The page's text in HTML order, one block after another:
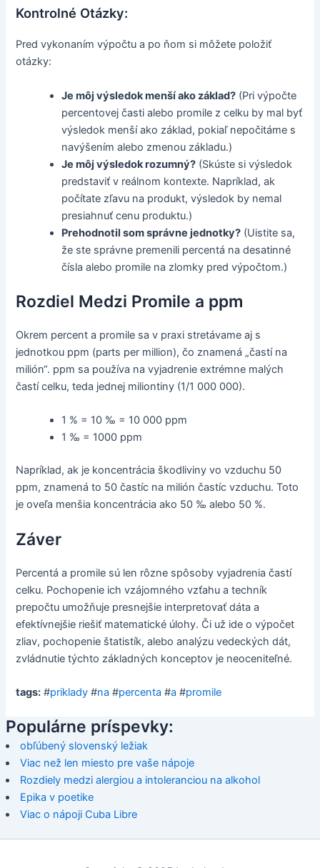
Kontrolné Otázky:
Pred vykonaním výpočtu a po ňom si môžete položiť
otázky:
Je môj výsledok menší ako základ? (Pri výpočte
percentovej časti alebo promile z celku by mal byť
výsledok menší ako základ, pokiaľ nepočitáme s
navýšením alebo zmenou základu.)
Je môj výsledok rozumný? (Skúste si výsledok
predstaviť v reálnom kontexte. Napríklad, ak
počítate zľavu na produkt, výsledok by nemal
presiahnuť cenu produktu.)
Prehodnotil som správne jednotky? (Uistite sa,
že ste správne premenili percentá na desatinné
čísla alebo promile na zlomky pred výpočtom.)
Rozdiel Medzi Promile a ppm
Okrem percent a promile sa v praxi stretávame aj s
jednotkou ppm (parts per million), čo znamená „častí na
milión“. ppm sa používa na vyjadrenie extrémne malých
častí celku, teda jednej miliontiny (1/1 000 000).
1 % = 10 ‰ = 10 000 ppm
1 ‰ = 1000 ppm
Napríklad, ak je koncentrácia škodliviny vo vzduchu 50
ppm, znamená to 50 častíc na milión častíc vzduchu. Toto
je oveľa menšia koncentrácia ako 50 ‰ alebo 50 %.
Záver
Percentá a promile sú len rôzne spôsoby vyjadrenia častí
celku. Pochopenie ich vzájomného vzťahu a techník
prepočtu umožňuje presnejšie interpretovať dáta a
efektívnejšie riešiť matematické úlohy. Či už ide o výpočet
zliav, pochopenie štatistík, alebo analýzu vedeckých dát,
zvládnutie týchto základných konceptov je neoceniteľné.
tags: #priklady #na #percenta #a #promile
Populárne príspevky:
obľúbený slovenský ležiak
Viac než len miesto pre vaše nápoje
Rozdiely medzi alergiou a intoleranciou na alkohol
Epika v poetike
Viac o nápoji Cuba Libre